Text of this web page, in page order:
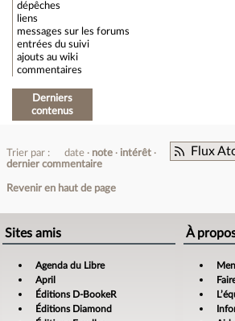
dépêches
liens
messages sur les forums
entrées du suivi
ajouts au wiki
commentaires
Derniers
contenus
Flux
Trier par : date note
intérêt
dernier commentaire
Revenir en haut de page
Sites amis
Agenda du Libre
April
Éditions D-BookeR
Éditions Diamond
À